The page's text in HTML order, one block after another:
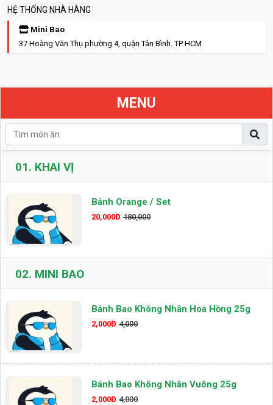
HỆ THỐNG NHÀ HÀNG
Mini Bao
37 Hoàng Văn Thụ phường 4, quận Tân Bình. TP HCM
MENU
01. KHAI VỊ
Bánh Orange / Set
20,000Đ 180,000
02. MINI BAO
Bánh Bao Không Nhân Hoa Hồng 25g
2,000Đ 4,000
Bánh Bao Không Nhân Vuông 25g
2,000Đ 4,000